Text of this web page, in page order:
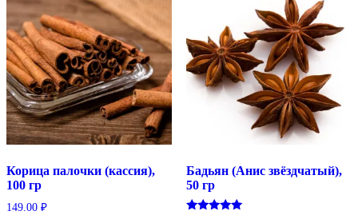
Корица палочки (кассия),
100 гр
149.00 ₽
Бадьян (Анис звёздчатый),
50 гр